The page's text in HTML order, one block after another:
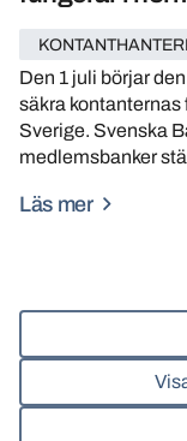
Den 1 juli börjar
säkra
Sverige. Svenska
medlemsbanker
Läs mer